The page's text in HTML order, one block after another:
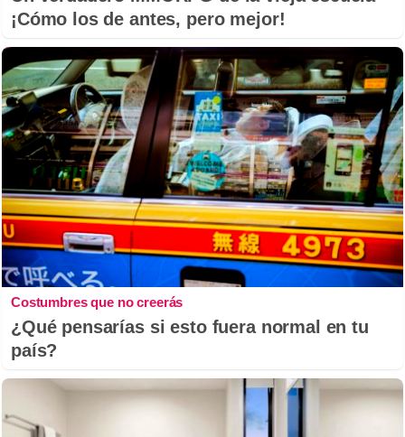
¡Cómo los de antes, pero mejor!
Costumbres que no creerás
¿Qué pensarías si esto fuera normal en tu
país?